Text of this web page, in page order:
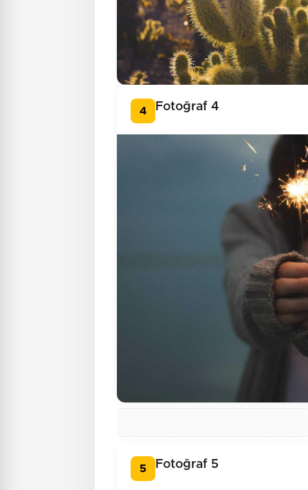
4 Fotoğraf 4
5 Fotoğraf 5